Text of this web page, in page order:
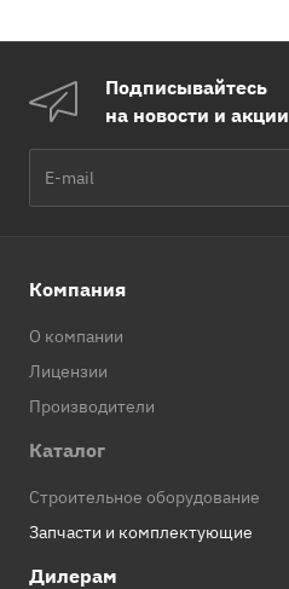
Подписывайтесь
на новости и акции
Компания
О компании
Лицензии
Производители
Каталог
Строительное оборудование
Запчасти и комплектующие
Дилерам